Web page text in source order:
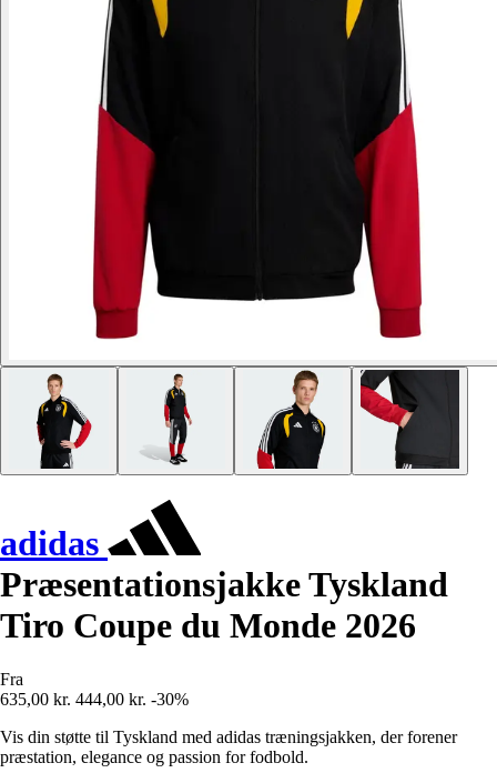
adidas
Præsentationsjakke Tyskland
Tiro Coupe du Monde 2026
Fra
635,00 kr. 444,00 kr. -30%
Vis din støtte til Tyskland med adidas træningsjakken, der forener
præstation, elegance og passion for fodbold.